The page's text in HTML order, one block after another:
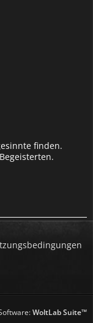
finden.
WoltLab Suite™